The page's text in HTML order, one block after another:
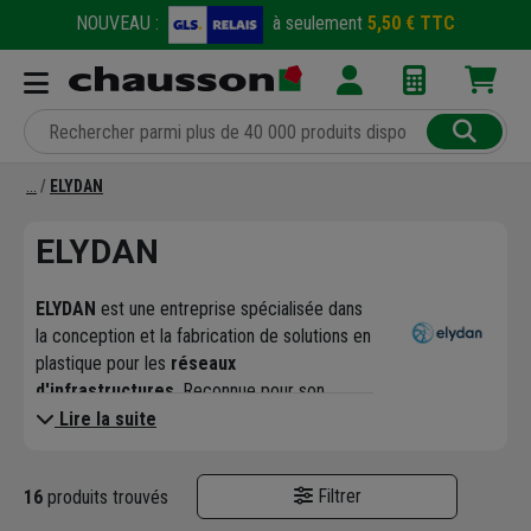
NOUVEAU : à seulement 5,50 € TTC
ELYDAN
ELYDAN
ELYDAN est une entreprise spécialisée dans
la conception et la fabrication de solutions en
plastique pour les réseaux
d'infrastructures . Reconnue pour son
expertise et l'innovation de ses produits, la
de confiance pour les professionnels du
bâtiment et destravaux publics
(TP), de la
Lire la suite
16 produits trouvés Filtrer